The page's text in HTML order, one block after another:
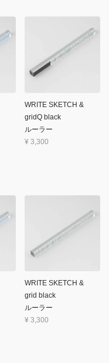
WRITE SKETCH &
gridQ black
ルーラー
¥ 3,300
WRITE SKETCH &
grid black
ルーラー
¥ 3,300